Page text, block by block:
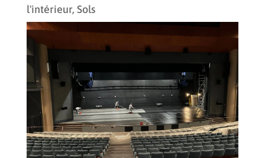
l'intérieur, Sols